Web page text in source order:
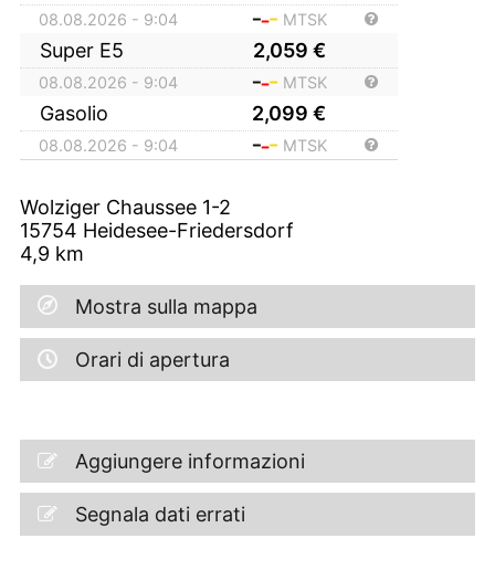
08.08.2026 - 9:04 MTSK
Super E5 2,059 €
08.08.2026 - 9:04 MTSK
Gasolio 2,099 €
08.08.2026 - 9:04 MTSK
Wolziger Chaussee 1-2
15754 Heidesee-Friedersdorf
4,9 km
Mostra sulla mappa
Orari di apertura
Aggiungere informazioni
Segnala dati errati